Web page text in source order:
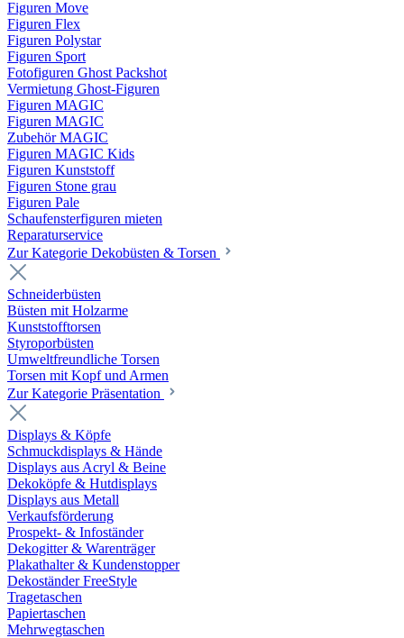
Figuren Move
Figuren Flex
Figuren Polystar
Figuren Sport
Fotofiguren Ghost Packshot
Vermietung Ghost-Figuren
Figuren MAGIC
Figuren MAGIC
Zubehör MAGIC
Figuren MAGIC Kids
Figuren Kunststoff
Figuren Stone grau
Figuren Pale
Schaufensterfiguren mieten
Reparaturservice
Zur Kategorie Dekobüsten & Torsen
Schneiderbüsten
Büsten mit Holzarme
Kunststofftorsen
Styroporbüsten
Umweltfreundliche Torsen
Torsen mit Kopf und Armen
Zur Kategorie Präsentation
Displays & Köpfe
Schmuckdisplays & Hände
Displays aus Acryl & Beine
Dekoköpfe & Hutdisplays
Displays aus Metall
Verkaufsförderung
Prospekt- & Infoständer
Dekogitter & Warenträger
Plakathalter & Kundenstopper
Dekoständer FreeStyle
Tragetaschen
Papiertaschen
Mehrwegtaschen